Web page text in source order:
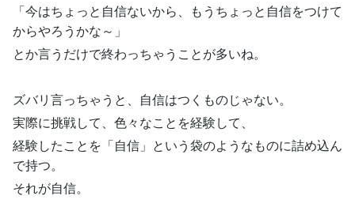
「今はちょっと自信ないから、もうちょっと自信をつけて
からやろうかな～」
とか言うだけで終わっちゃうことが多いね。
ズバリ言っちゃうと、自信はつくものじゃない。
実際に挑戦して、色々なことを経験して、
経験したことを「自信」という袋のようなものに詰め込ん
で持つ。
それが自信。